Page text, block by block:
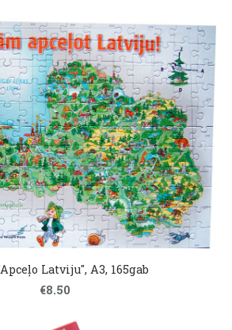
Latviju", A3, 165gab
€8.50